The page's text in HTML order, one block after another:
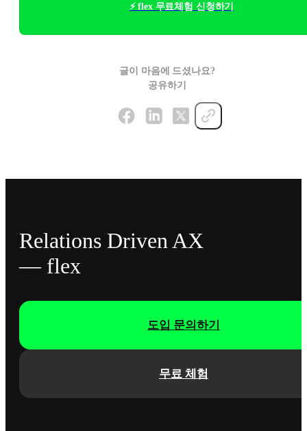
⚡ flex 무료체험 신청하기
글이 마음에 드셨나요?
공유하기
Relations Driven AX
— flex
무료 체험
도입 문의하기